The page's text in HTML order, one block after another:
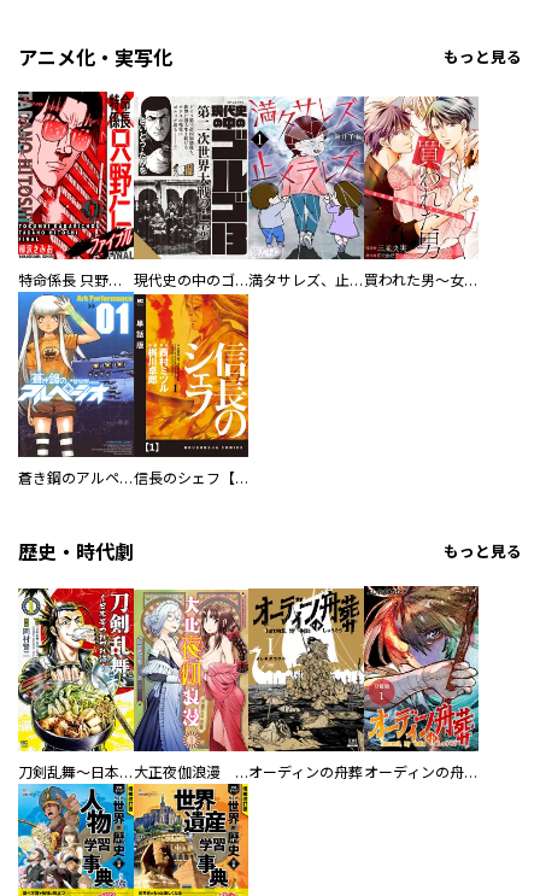
アニメ化・実写化 もっと見る
特命係長 只野仁ファイナル 愛蔵版 現代史の中のゴルゴ13 満タサレズ、止メラレズ 買われた男～女性限定快感セラピスト～【描き下ろしおまけ付き特装版】
蒼き鋼のアルペジオ 信長のシェフ【単話版】
歴史・時代劇 もっと見る
刀剣乱舞～日本号つれづれ酒～ 大正夜伽浪漫 －金曜日の花嫁—オーディンの舟葬 オーディンの舟葬 分冊版